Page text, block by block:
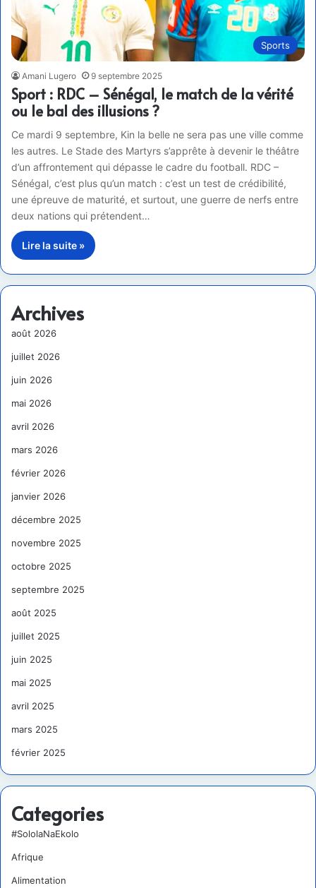
Sports
Amani Lugero 9 septembre 2025
Sport : RDC – Sénégal, le match de la vérité
ou le bal des illusions ?
Ce mardi 9 septembre, Kin la belle ne sera pas une ville comme
les autres. Le Stade des Martyrs s’apprête à devenir le théâtre
d’un affrontement qui dépasse le cadre du football. RDC –
Sénégal, c’est plus qu’un match : c’est un test de crédibilité,
une épreuve de maturité, et surtout, une guerre de nerfs entre
deux nations qui prétendent…
Lire la suite »
Archives
août 2026
juillet 2026
juin 2026
mai 2026
avril 2026
mars 2026
février 2026
janvier 2026
décembre 2025
novembre 2025
octobre 2025
septembre 2025
août 2025
juillet 2025
juin 2025
mai 2025
avril 2025
mars 2025
février 2025
Categories
#SololaNaEkolo
Afrique
Alimentation